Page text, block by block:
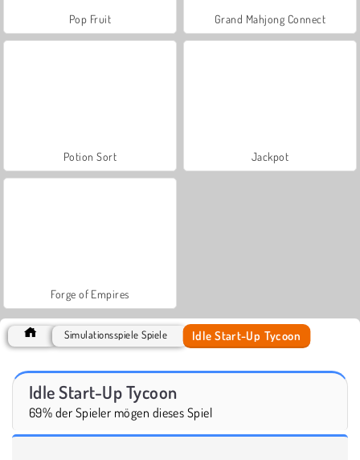
Pop Fruit Grand Mahjong Connect
Potion Sort Jackpot
Forge of Empires
Simulationsspiele Spiele Idle Start-Up Tycoon
Idle Start-Up Tycoon
69% der Spieler mögen dieses Spiel